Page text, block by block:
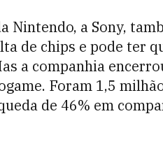
Nintendo, a Sony,
de chips e pode ter
a companhia
Foram 1,5
de 46% em